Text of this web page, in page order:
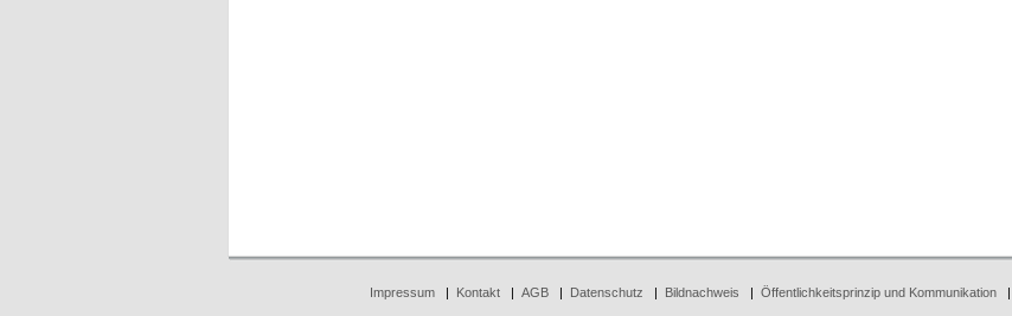
Impressum| Kontakt| AGB| Datenschutz | Bildnachweis | Öffentlichkeitsprinzip und Kommunikation|